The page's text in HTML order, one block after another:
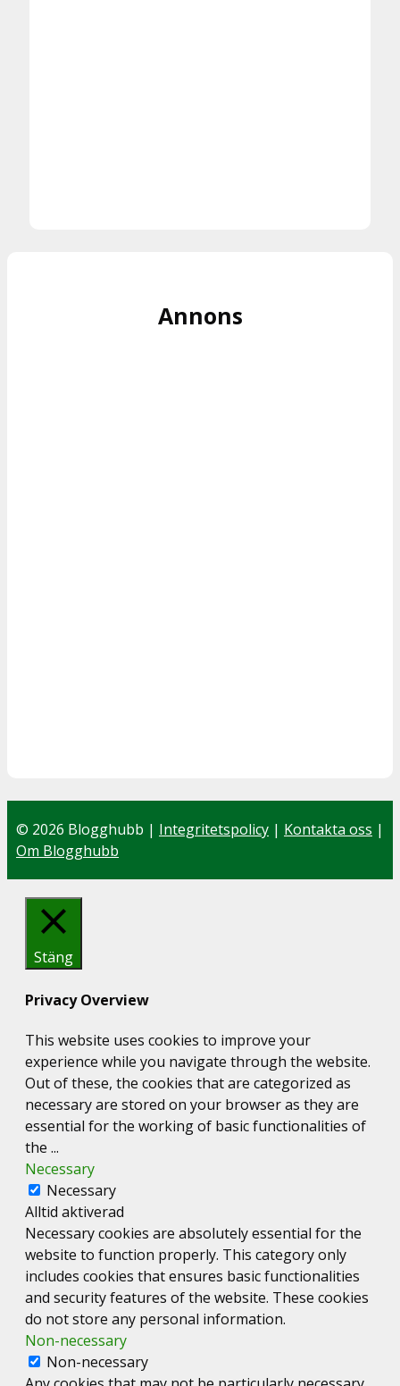
Annons
© 2026 Blogghubb | Integritetspolicy | Kontakta oss |
Om Blogghubb
Stäng
Privacy Overview
This website uses cookies to improve your
experience while you navigate through the website.
Out of these, the cookies that are categorized as
necessary are stored on your browser as they are
essential for the working of basic functionalities of
the ...
Necessary
Necessary
Alltid aktiverad
Necessary cookies are absolutely essential for the
website to function properly. This category only
includes cookies that ensures basic functionalities
and security features of the website. These cookies
do not store any personal information.
Non-necessary
Non-necessary